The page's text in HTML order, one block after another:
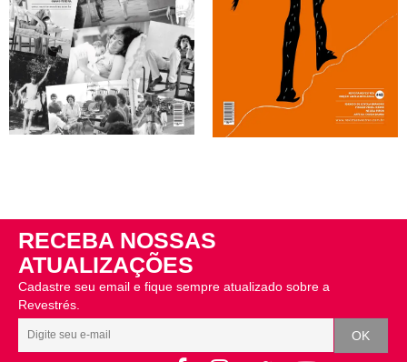
RECEBA NOSSAS
ATUALIZAÇÕES
Cadastre seu email e fique sempre atualizado sobre a
Revestrés.